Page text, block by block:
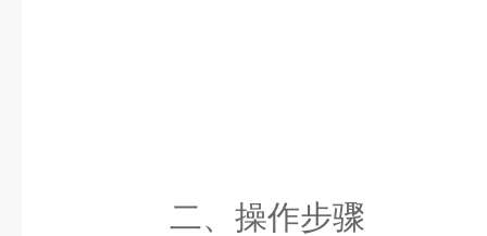
二、操作步骤